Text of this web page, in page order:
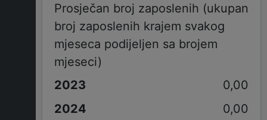
Prosječan broj zaposlenih (ukupan
broj zaposlenih krajem svakog
mjeseca podijeljen sa brojem
mjeseci)
0,00
0,00